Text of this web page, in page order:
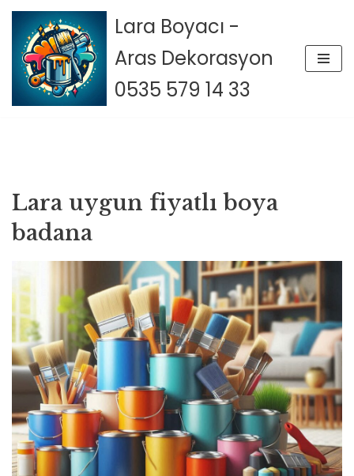
İçeriğe
geç
Lara Boyacı -
Aras Dekorasyon
0535 579 14 33
Lara uygun fiyatlı boya
badana